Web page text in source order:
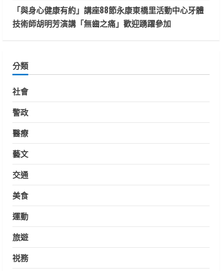
「與身心健康有約」講座88節永康東橋里活動中心牙體
技術師胡明芳演講「無齒之痛」歡迎踴躍參加
分類
社會
警政
醫療
藝文
交通
美食
運動
旅遊
祱務